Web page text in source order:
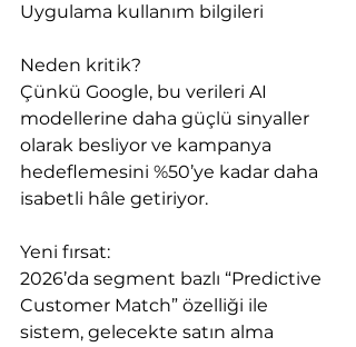
Uygulama kullanım bilgileri
Neden kritik?
Çünkü Google, bu verileri AI
modellerine daha güçlü sinyaller
olarak besliyor ve kampanya
hedeflemesini %50’ye kadar daha
isabetli hâle getiriyor.
Yeni fırsat:
2026’da segment bazlı “Predictive
Customer Match” özelliği ile
sistem, gelecekte satın alma